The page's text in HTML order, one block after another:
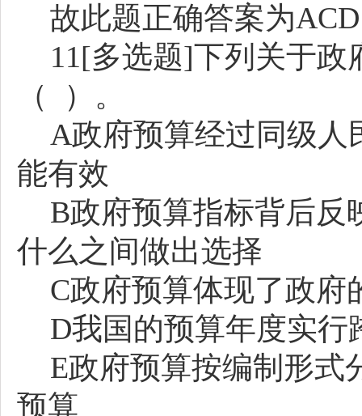
故此题正确答案为
11[多选题]下列关于
（ ）。
A政府预算经过同级人
能有效
B政府预算指标背后反
什么之间做出选择
C政府预算体现了政府
D我国的预算年度实行
E政府预算按编制形式
预算